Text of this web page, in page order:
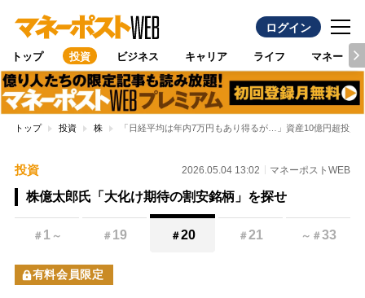
ログイン
トップ 投資 ビジネス キャリア ライフ マネー
トップ 投資 株 「日経平均は年内7万円もあり得るが…」資産10億円超投
投資 2026.05.04 13:02 マネーポストWEB
株億太郎氏「大化け期待の割安銘柄」を探せ
＃ 1 ～ ＃ 19 ＃20 ＃21 ～ ＃33
有料会員限定